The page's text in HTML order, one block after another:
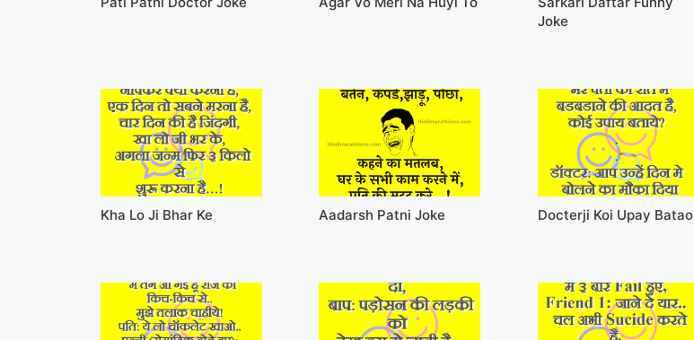
Joke
Kha Lo Ji Bhar Ke Aadarsh Patni Joke Docterji Koi Upay Batao